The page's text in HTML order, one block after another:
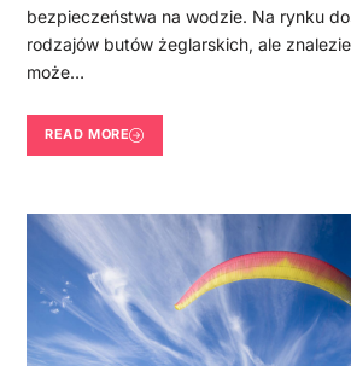
bezpieczeństwa na wodzie. Na rynku
rodzajów butów żeglarskich, ale
może…
READ MORE